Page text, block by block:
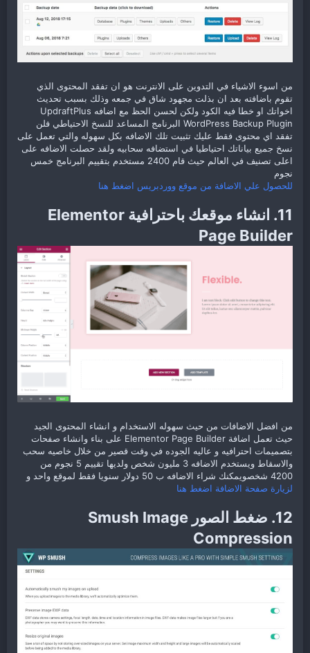
من اسوء الاشياء في التدوين على الانترنت هو ان تفقد المحتوى الذي
تقوم باضافته بعد ان بذلت مجهود شاق في جمعه وذلك بسبب تحديث
اخواتك او خطا فيه الكود ولكن لحسن الحظ مع اضافه UpdraftPlus
WordPress Backup Plugin البرنامج المساعد للنسخ الاحتياطي فلن
تفقد اي محتوى فقط عليك تثبيت تلك الاضافه بكل سهوله والتي تعمل على
نسخ جميع بياناتك احتياطيا في استضافه سحابيه ولقد حصلت الاضافه على
اعلى تصنيف في العالم حيث قام 2400 مستخدم بتقييم البرنامج خمس
نجوم
للحصول علي الاضافة من موقع ووردبريس اضغط هنا
11. انشاء موقعك باحترافية Elementor
Page Builder
من افضل الاضافات من حيث سهوله الاستخدام و انشاء المحتوى الجيد
حيث تعمل اضافة Elementor Page Builder على بناء وانشاء صفحات
بتصميمات احترافيه و عاليه الجوده في وقت قصير من خلال خاصيه سحب
والاسقاط ويستخدم الاضافه 3 مليون شخص ولديها تقييم 5 نجوم من
4200 شخصويمكنك شراء الاضافه ب 50 دولار سنويا فقط لموقع واحد و
لزيارة صفحة الاضافة اضغط هنا
12. ضغط الصور Smush Image
Compression